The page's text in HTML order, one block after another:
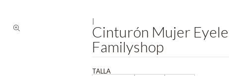
Cinturón Mujer
Familyshop
TALLA